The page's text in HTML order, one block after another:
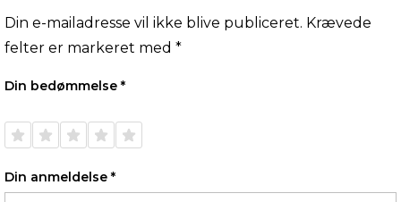
Din e-mailadresse vil ikke blive publiceret. Krævede
felter er markeret med *
Din bedømmelse *
Din anmeldelse *